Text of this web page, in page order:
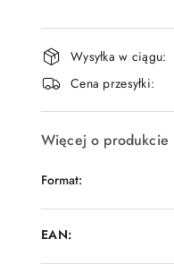
Dostępność
i
dostawa
Wysyłka w ciągu:
Cena przesyłki:
Więcej o produkcie
Format:
EAN: